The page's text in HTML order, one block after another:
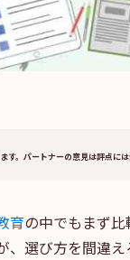
す。パートナーの意見は評点には
育の中でもまず
、選び方を間違